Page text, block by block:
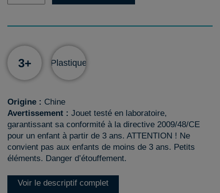
3+ Plastique
Origine : Chine
Avertissement : Jouet testé en laboratoire,
garantissant sa conformité à la directive 2009/48/CE
pour un enfant à partir de 3 ans. ATTENTION ! Ne
convient pas aux enfants de moins de 3 ans. Petits
éléments. Danger d’étouffement.
Voir le descriptif complet